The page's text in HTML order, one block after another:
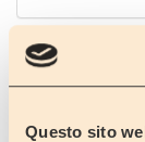
Questo sito
Selezionare il